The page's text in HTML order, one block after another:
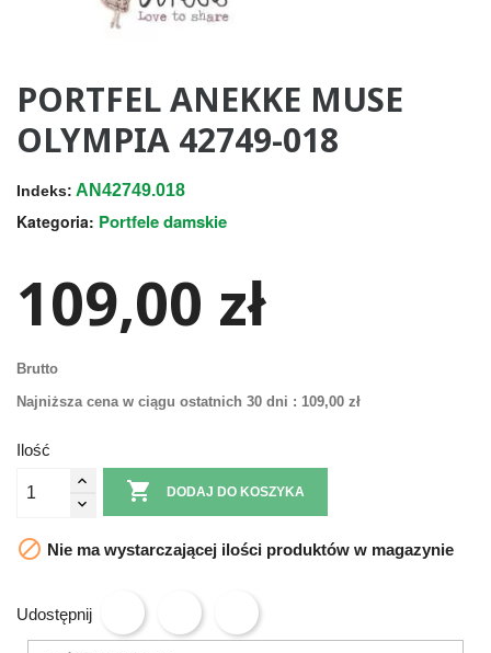
PORTFEL ANEKKE MUSE
OLYMPIA 42749-018
Indeks: AN42749.018
Kategoria: Portfele damskie
109,00 zł
Brutto
Najniższa cena w ciągu ostatnich 30 dni : 109,00 zł
Ilość
 DODAJ DO KOSZYKA
 Nie ma wystarczającej ilości produktów w magazynie
Udostępnij